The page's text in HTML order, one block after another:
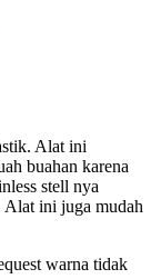
Alat ini
buahan karena
stell nya
Alat ini juga mudah
warna tidak